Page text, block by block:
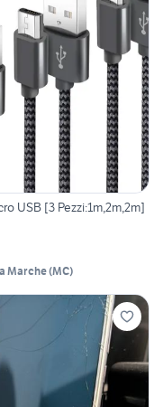
USB [3 Pezzi:1m,2m,2m]
Marche(MC)